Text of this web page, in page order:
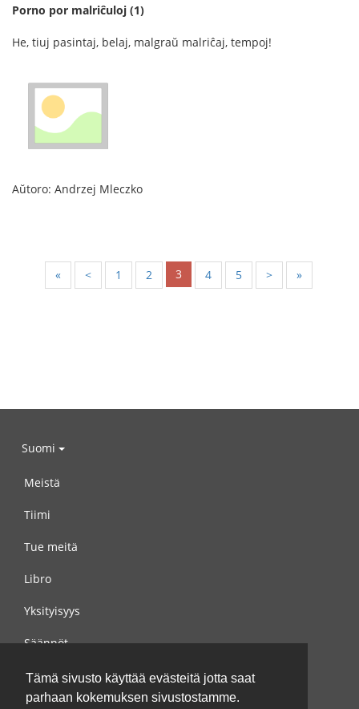
Tämä sivusto käyttää evästeitä jotta saat
parhaan kokemuksen sivustostamme.
Porno por malriĉuloj (1)
He, tiuj pasintaj, belaj, malgraŭ malriĉaj, tempoj!
Aŭtoro: Andrzej Mleczko
« < 1 2 3 4 5 > »
Suomi
Meistä
Tiimi
Tue meitä
Libro
Yksityisyys
Säännöt
Ota yhteyttä meihin